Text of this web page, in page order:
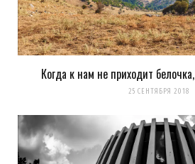
Когда к нам не приходит
25 СЕНТЯБРЯ 2018